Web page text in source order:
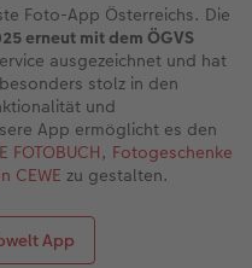
Foto-App Österreichs. Die
erneut mit dem ÖGVS
ausgezeichnet und hat
stolz in den
und
App ermöglicht es den
FOTOBUCH , Fotogeschenke
CEWE zu gestalten.
App